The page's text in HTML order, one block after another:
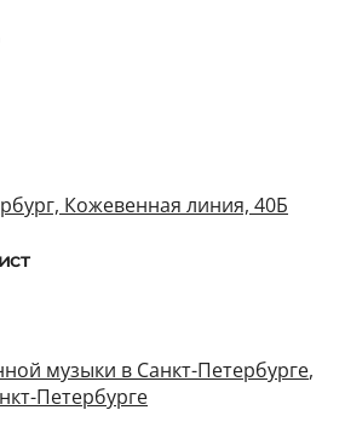
Кожевенная линия, 40Б
музыки в Санкт-Петербурге,
Петербурге